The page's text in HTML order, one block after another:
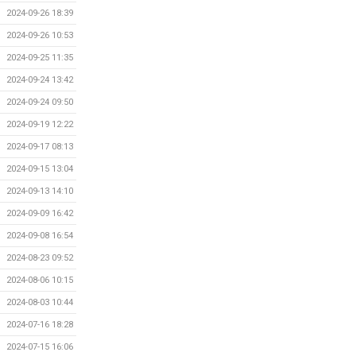
2024-09-26 18:39
2024-09-26 10:53
2024-09-25 11:35
2024-09-24 13:42
2024-09-24 09:50
2024-09-19 12:22
2024-09-17 08:13
2024-09-15 13:04
2024-09-13 14:10
2024-09-09 16:42
2024-09-08 16:54
2024-08-23 09:52
2024-08-06 10:15
2024-08-03 10:44
2024-07-16 18:28
2024-07-15 16:06